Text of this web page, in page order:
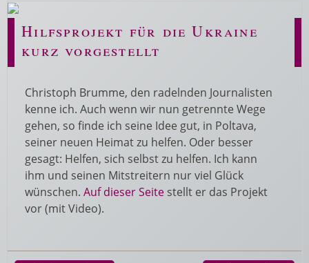
Hilfsprojekt für die Ukraine
kurz vorgestellt
Christoph Brumme, den radelnden Journalisten
kenne ich. Auch wenn wir nun getrennte Wege
gehen, so finde ich seine Idee gut, in Poltava,
seiner neuen Heimat zu helfen. Oder besser
gesagt: Helfen, sich selbst zu helfen. Ich kann
ihm und seinen Mitstreitern nur viel Glück
wünschen.Auf dieser Seite stellt er das Projekt
vor (mit Video).